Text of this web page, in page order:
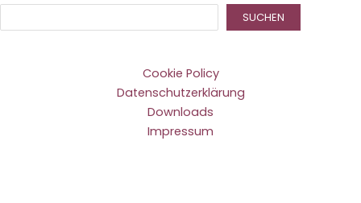
SUCHEN
Cookie Policy
Datenschutzerklärung
Downloads
Impressum